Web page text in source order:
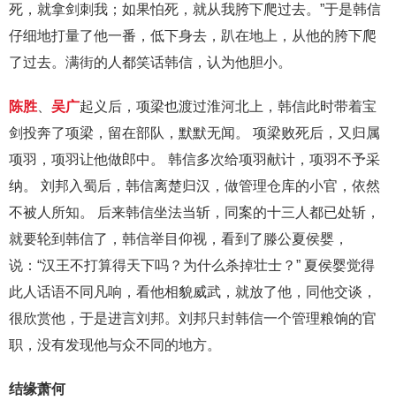
死，就拿剑刺我；如果怕死，就从我胯下爬过去。”于是韩信
仔细地打量了他一番，低下身去，趴在地上，从他的胯下爬
了过去。满街的人都笑话韩信，认为他胆小。
陈胜 吴广起义后，项梁也渡过淮河北上，韩信此时带着宝
剑投奔了项梁，留在部队，默默无闻。 项梁败死后，又归属
项羽，项羽让他做郎中。 韩信多次给项羽献计，项羽不予采
纳。 刘邦入蜀后，韩信离楚归汉，做管理仓库的小官，依然
不被人所知。 后来韩信坐法当斩，同案的十三人都已处斩，
就要轮到韩信了，韩信举目仰视，看到了滕公夏侯婴，
说：“汉王不打算得天下吗？为什么杀掉壮士？” 夏侯婴觉得
此人话语不同凡响，看他相貌威武，就放了他，同他交谈，
很欣赏他，于是进言刘邦。刘邦只封韩信一个管理粮饷的官
职，没有发现他与众不同的地方。
结缘萧何